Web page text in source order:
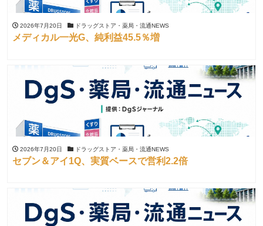
2026年7月20日 ドラッグストア・薬局・流通NEWS
メディカル一光G、純利益45.5％増
2026年7月20日 ドラッグストア・薬局・流通NEWS
セブン＆アイ1Q、実質ベースで営利2.2倍